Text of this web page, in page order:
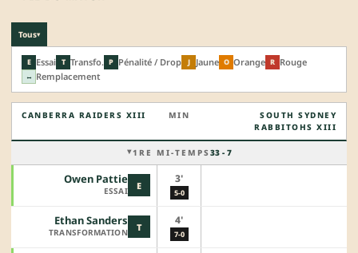
Tous▾
E Essai T Transfo. P Pénalité / Drop J Jaune O Orange R Rouge
↔ Remplacement
CANBERRA RAIDERS XIII MIN
SOUTH SYDNEY
RABBITOHS XIII
1RE MI-TEMPS 33 - 7
E
Owen Pattie
ESSAI
3'
5-0
T
Ethan Sanders
TRANSFORMATION
4'
7-0